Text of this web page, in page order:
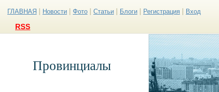
ГЛАВНАЯ Новости Фото Статьи Блоги Регистрация Вход
RSS
Провинциалы